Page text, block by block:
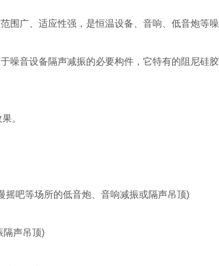
围广、适应性强，是恒温设备、音响、低音炮等
噪音设备隔声减振的必要构件，它特有的阻尼硅
。
摇吧等场所的低音炮、音响减振或隔声吊顶)
隔声吊顶)